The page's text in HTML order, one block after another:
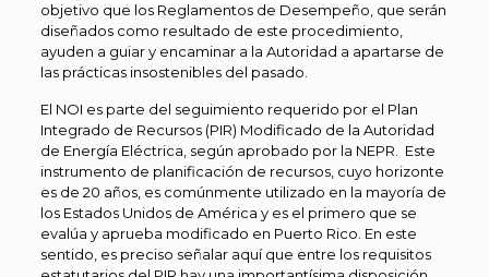
objetivo que los Reglamentos de Desempeño, que serán
diseñados como resultado de este procedimiento,
ayuden a guiar y encaminar a la Autoridad a apartarse de
las prácticas insostenibles del pasado.
El NOI es parte del seguimiento requerido por el Plan
Integrado de Recursos (PIR) Modificado de la Autoridad
de Energía Eléctrica, según aprobado por la NEPR. Este
instrumento de planificación de recursos, cuyo horizonte
es de 20 años, es comúnmente utilizado en la mayoría de
los Estados Unidos de América y es el primero que se
evalúa y aprueba modificado en Puerto Rico. En este
sentido, es preciso señalar aquí que entre los requisitos